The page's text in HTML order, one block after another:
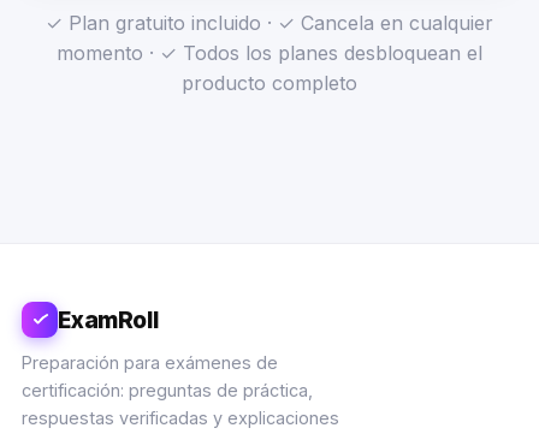
✓ Plan gratuito incluido · ✓ Cancela en cualquier
momento · ✓ Todos los planes desbloquean el
producto completo
ExamRoll
Preparación para exámenes de
certificación: preguntas de práctica,
respuestas verificadas y explicaciones